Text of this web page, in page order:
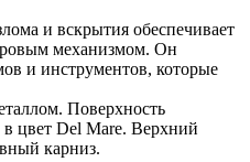
и вскрытия обеспечивает
механизмом. Он
и инструментов, которые
Поверхность
цвет Del Mare. Верхний
карниз.